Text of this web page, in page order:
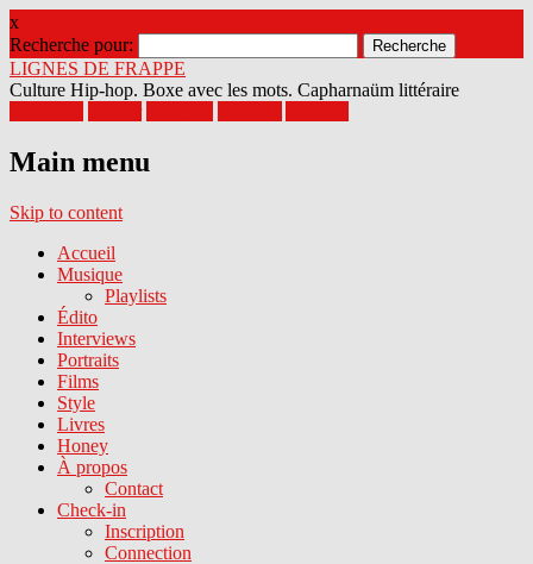
x
Recherche pour:
LIGNES DE FRAPPE
Culture Hip-hop. Boxe avec les mots. Capharnaüm littéraire
Main menu
Skip to content
Accueil
Musique
Playlists
Édito
Interviews
Portraits
Films
Style
Livres
Honey
À propos
Contact
Check-in
Inscription
Connection